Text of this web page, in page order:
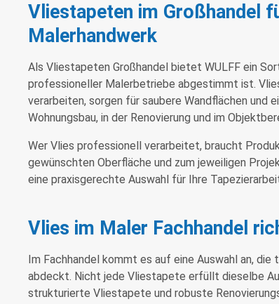
Vliestapeten im Großhandel
Malerhandwerk
Als Vliestapeten Großhandel bietet WULFF ein
professioneller Malerbetriebe abgestimmt ist.
verarbeiten, sorgen für saubere Wandflächen und
Wohnungsbau, in der Renovierung und im
Wer Vlies professionell verarbeitet, braucht
gewünschten Oberfläche und zum jeweiligen
eine praxisgerechte Auswahl für Ihre
Vlies im Maler Fachhandel
Im Fachhandel kommt es auf eine Auswahl an,
abdeckt. Nicht jede Vliestapete erfüllt dieselbe
strukturierte Vliestapete und robuste